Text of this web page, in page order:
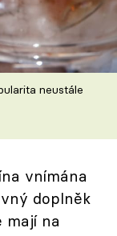
neustále
vnímána
doplněk
mají na